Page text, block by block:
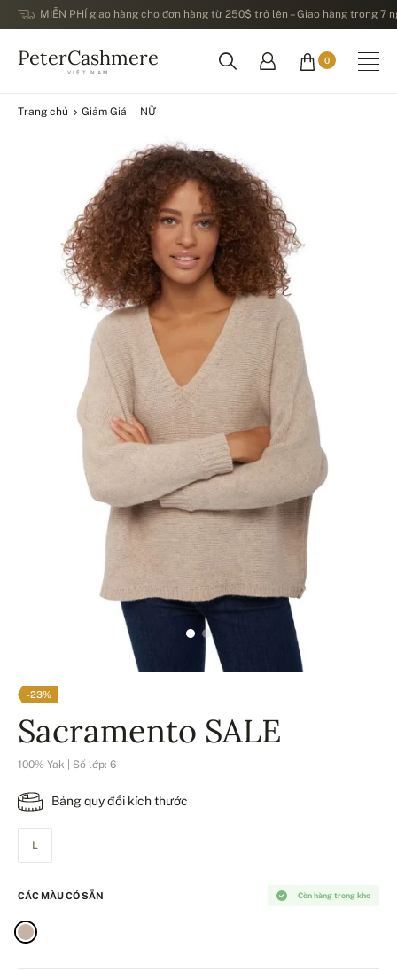
MIỄN PHÍ giao hàng cho đơn hàng từ 250$ trở lên – Giao hàng trong 7
PeterCashmere
VIỆT NAM
0
Trang chủ Giảm Giá NỮ
-23%
Sacramento SALE
100% Yak | Số lớp: 6
Bảng quy đổi kích thước
L
Còn hàng trong kho
CÁC MÀU CÓ SẴN